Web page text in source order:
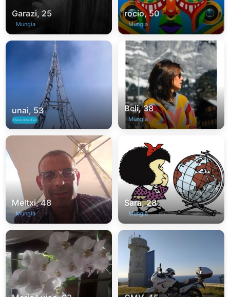
Garazi, 25
Mungia
rocio, 50
Mungia
unai, 53
Hace dos días
Beli, 38
Mungia
Meltxi, 48
Mungia
Sara, 28
Mungia